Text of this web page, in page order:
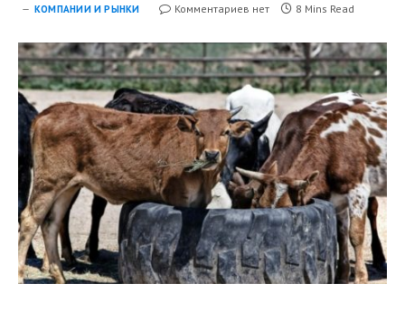
КОМПАНИИ И РЫНКИ Комментариев нет 8 Mins Read